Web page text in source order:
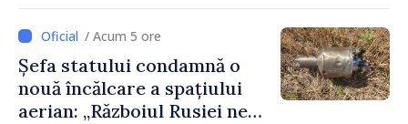
feriți de încercări și greșeli –
doar astfel puteți reuși”
/ Acum 5 ore
Șefa statului condamnă o
nouă încălcare a spațiului
aerian: „Războiul Rusiei ne